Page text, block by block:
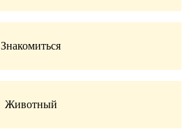
Знакомиться
Животный